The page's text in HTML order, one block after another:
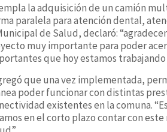
la adquisición de un camión
paralela para atención dental,
de Salud, declaró:
muy importante para poder
que hoy estamos trabajando
que una vez implementada,
poder funcionar con distintas
existentes en la comuna.
en el corto plazo contar con este